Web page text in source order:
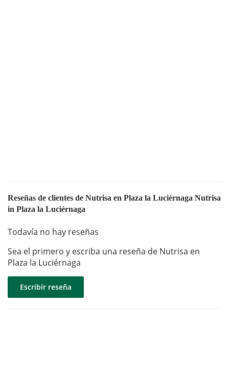
Reseñas de clientes de Nutrisa en Plaza la Luciérnaga Nutrisa
in Plaza la Luciérnaga
Todavía no hay reseñas
Sea el primero y escriba una reseña de Nutrisa en
Plaza la Luciérnaga
Escribir reseña